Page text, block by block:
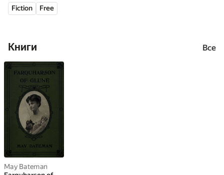
Fiction Free
Книги Все
May Bateman